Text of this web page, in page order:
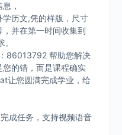
，
历文,凭的样版，尺寸
并在第一时间收集到
86013792 帮助您解决
的错，而是课程确实
让您圆满完成学业，给
成任务，支持视频语音